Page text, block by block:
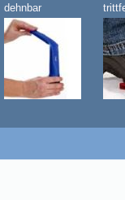
dehnbar